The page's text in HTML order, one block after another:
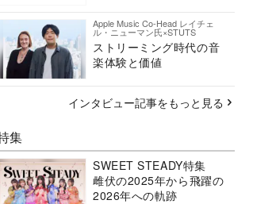
Apple Music Co-Head レイチェ
ル・ニューマン氏×STUTS
ストリーミング時代の音
楽体験と価値
インタビュー記事をもっと見る
集
SWEET STEADY特集
雌伏の2025年から飛躍の
2026年への軌跡